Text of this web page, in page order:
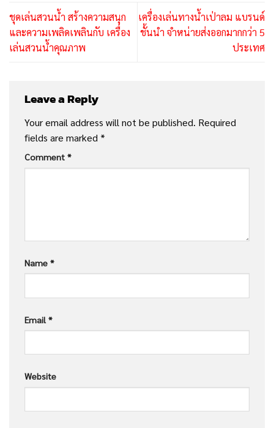
ชุดเล่นสวนน้ำ สร้างความสนุก
และความเพลิดเพลินกับ เครื่อง
เล่นสวนน้ำคุณภาพ
เครื่องเล่นทางน้ำเป่าลม แบรนด์
ชั้นนำ จำหน่ายส่งออกมากกว่า 5
ประเทศ
Leave a Reply
Your email address will not be published. Required
fields are marked *
Comment *
Name *
Email *
Website